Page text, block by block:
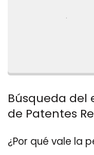
.
Búsqueda del
de Patentes
¿Por qué vale la